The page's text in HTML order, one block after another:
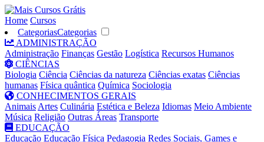
Home Cursos
CategoriasCategorias
ADMINISTRAÇÃO
Administração Finanças Gestão Logística Recursos Humanos
CIÊNCIAS
Biologia Ciência Ciências da natureza Ciências exatas Ciências
humanas Física quântica Química Sociologia
CONHECIMENTOS GERAIS
Animais Artes Culinária Estética e Beleza Idiomas Meio Ambiente
Música Religião Outras Áreas Transporte
EDUCAÇÃO
Educação Educação Física Pedagogia Redes Sociais, Games e